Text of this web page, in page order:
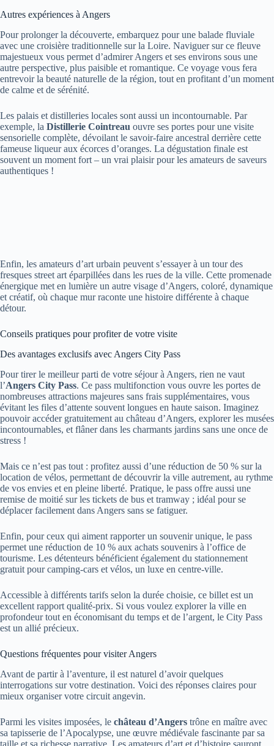
Autres expériences à Angers
Pour prolonger la découverte, embarquez pour une balade fluviale
avec une croisière traditionnelle sur la Loire. Naviguer sur ce fleuve
majestueux vous permet d’admirer Angers et ses environs sous une
autre perspective, plus paisible et romantique. Ce voyage vous fera
entrevoir la beauté naturelle de la région, tout en profitant d’un moment
de calme et de sérénité.
Les palais et distilleries locales sont aussi un incontournable. Par
exemple, la Distillerie Cointreau ouvre ses portes pour une visite
sensorielle complète, dévoilant le savoir-faire ancestral derrière cette
fameuse liqueur aux écorces d’oranges. La dégustation finale est
souvent un moment fort – un vrai plaisir pour les amateurs de saveurs
authentiques !
Enfin, les amateurs d’art urbain peuvent s’essayer à un tour des
fresques street art éparpillées dans les rues de la ville. Cette promenade
énergique met en lumière un autre visage d’Angers, coloré, dynamique
et créatif, où chaque mur raconte une histoire différente à chaque
détour.
Conseils pratiques pour profiter de votre visite
Des avantages exclusifs avec Angers City Pass
Pour tirer le meilleur parti de votre séjour à Angers, rien ne vaut
l’Angers City Pass. Ce pass multifonction vous ouvre les portes de
nombreuses attractions majeures sans frais supplémentaires, vous
évitant les files d’attente souvent longues en haute saison. Imaginez
pouvoir accéder gratuitement au château d’Angers, explorer les musées
incontournables, et flâner dans les charmants jardins sans une once de
stress !
Mais ce n’est pas tout : profitez aussi d’une réduction de 50 % sur la
location de vélos, permettant de découvrir la ville autrement, au rythme
de vos envies et en pleine liberté. Pratique, le pass offre aussi une
remise de moitié sur les tickets de bus et tramway ; idéal pour se
déplacer facilement dans Angers sans se fatiguer.
Enfin, pour ceux qui aiment rapporter un souvenir unique, le pass
permet une réduction de 10 % aux achats souvenirs à l’office de
tourisme. Les détenteurs bénéficient également du stationnement
gratuit pour camping-cars et vélos, un luxe en centre-ville.
Accessible à différents tarifs selon la durée choisie, ce billet est un
excellent rapport qualité-prix. Si vous voulez explorer la ville en
profondeur tout en économisant du temps et de l’argent, le City Pass
est un allié précieux.
Questions fréquentes pour visiter Angers
Avant de partir à l’aventure, il est naturel d’avoir quelques
interrogations sur votre destination. Voici des réponses claires pour
mieux organiser votre circuit angevin.
Parmi les visites imposées, le château d’Angers trône en maître avec
sa tapisserie de l’Apocalypse, une œuvre médiévale fascinante par sa
taille et sa richesse narrative. Les amateurs d’art et d’histoire sauront